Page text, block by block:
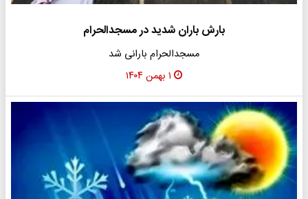
بارش باران شدید در مسجدالحرام
مسجدالحرام بارانی شد
۱ بهمن ۱۴۰۴